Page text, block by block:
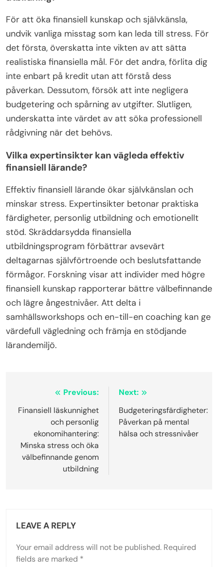
För att öka finansiell kunskap och självkänsla,
undvik vanliga misstag som kan leda till stress. För
det första, överskatta inte vikten av att sätta
realistiska finansiella mål. För det andra, förlita dig
inte enbart på kredit utan att förstå dess
påverkan. Dessutom, försök att inte negligera
budgetering och spårning av utgifter. Slutligen,
underskatta inte värdet av att söka professionell
rådgivning när det behövs.
Vilka expertinsikter kan vägleda effektiv
finansiell lärande?
Effektiv finansiell lärande ökar självkänslan och
minskar stress. Expertinsikter betonar praktiska
färdigheter, personlig utbildning och emotionellt
stöd. Skräddarsydda finansiella
utbildningsprogram förbättrar avsevärt
deltagarnas självförtroende och beslutsfattande
förmågor. Forskning visar att individer med högre
finansiell kunskap rapporterar bättre välbefinnande
och lägre ångestnivåer. Att delta i
samhällsworkshops och en-till-en coaching kan ge
värdefull vägledning och främja en stödjande
lärandemiljö.
navigation
Previous:
Finansiell läskunnighet
och personlig
ekonomihantering:
Minska stress och öka
välbefinnande genom
utbildning
Next:
Budgeteringsfärdigheter:
Påverkan på mental
hälsa och stressnivåer
LEAVE A REPLY
Your email address will not be published. Required
fields are marked *